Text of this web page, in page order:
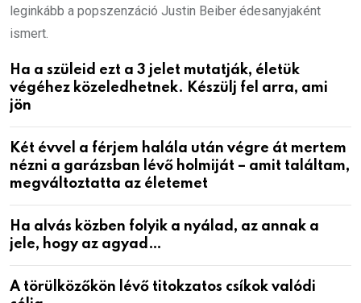
leginkább a popszenzáció Justin Beiber édesanyjaként
ismert.
Ha a szüleid ezt a 3 jelet mutatják, életük
végéhez közeledhetnek. Készülj fel arra, ami
jön
Két évvel a férjem halála után végre át mertem
nézni a garázsban lévő holmiját – amit találtam,
megváltoztatta az életemet
Ha alvás közben folyik a nyálad, az annak a
jele, hogy az agyad…
A törülközőkön lévő titokzatos csíkok valódi